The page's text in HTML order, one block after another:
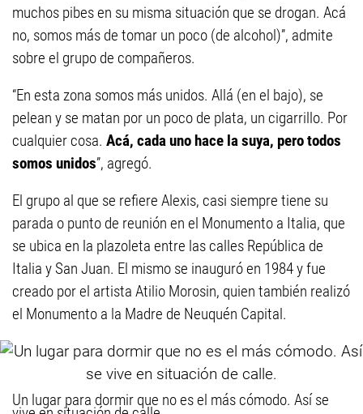
muchos pibes en su misma situación que se drogan. Acá
no, somos más de tomar un poco (de alcohol)”, admite
sobre el grupo de compañeros.
“En esta zona somos más unidos. Allá (en el bajo), se
pelean y se matan por un poco de plata, un cigarrillo. Por
cualquier cosa. Acá, cada uno hace la suya, pero todos
somos unidos”, agregó.
El grupo al que se refiere Alexis, casi siempre tiene su
parada o punto de reunión en el Monumento a Italia, que
se ubica en la plazoleta entre las calles República de
Italia y San Juan. El mismo se inauguró en 1984 y fue
creado por el artista Atilio Morosin, quien también realizó
el Monumento a la Madre de Neuquén Capital.
Un lugar para dormir que no es el más cómodo. Así se